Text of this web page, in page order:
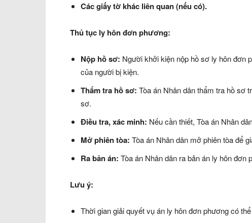
Các giấy tờ khác liên quan (nếu có).
Thủ tục ly hôn đơn phương:
Nộp hồ sơ: Người khởi kiện nộp hồ sơ ly hôn đơn
của người bị kiện.
Thẩm tra hồ sơ: Tòa án Nhân dân thẩm tra hồ sơ
sơ.
Điều tra, xác minh: Nếu cần thiết, Tòa án Nhân
Mở phiên tòa: Tòa án Nhân dân mở phiên tòa để
Ra bản án: Tòa án Nhân dân ra bản án ly hôn đơn
Lưu ý:
Thời gian giải quyết vụ án ly hôn đơn phương có